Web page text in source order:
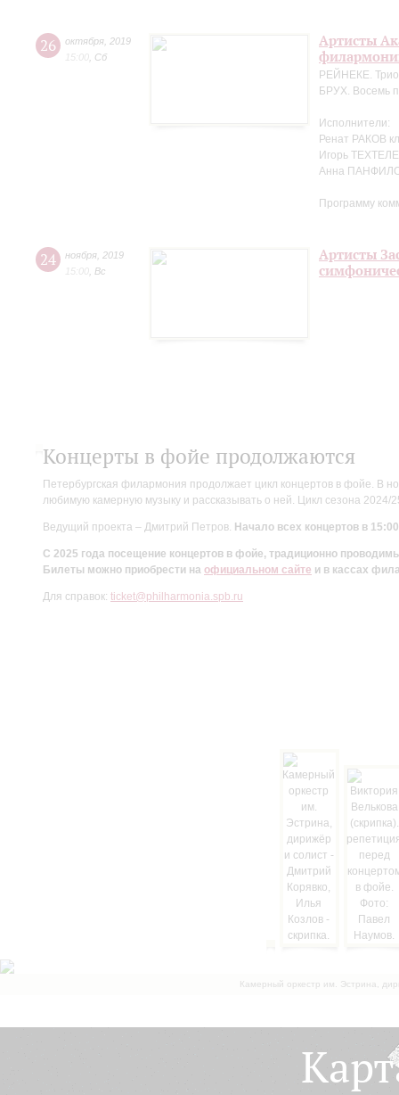
26 октября 2019
15:00 Сб
Артисты
РЕЙНЕКЕ. Трио
БРУХ. Восемь
Исполнители:
Ренат РАКОВ
Игорь
Анна
Программу
24 ноября 2019
15:00 Вс
Артисты
Концерты в фойе продолжаются
Петербургская филармония продолжает цикл концертов в фойе. В
любимую камерную музыку и рассказывать о ней. Цикл сезона
Ведущий проекта – Дмитрий Петров. Начало всех концертов в
С 2025 года посещение концертов в фойе, традиционно
Билеты можно приобрести на официальном сайте и в кассах
Для справок: ticket@philharmonia.spb.ru
Камерный оркестр им. Эстрина,